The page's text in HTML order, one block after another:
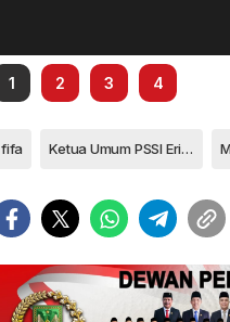
1 2 3 4
fifa Ketua Umum PSSI Erick Tohir